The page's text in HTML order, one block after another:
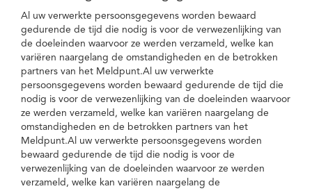
Al uw verwerkte persoonsgegevens worden bewaard
gedurende de tijd die nodig is voor de verwezenlijking van
de doeleinden waarvoor ze werden verzameld, welke kan
variëren naargelang de omstandigheden en de betrokken
partners van het Meldpunt.Al uw verwerkte
persoonsgegevens worden bewaard gedurende de tijd die
nodig is voor de verwezenlijking van de doeleinden waarvoor
ze werden verzameld, welke kan variëren naargelang de
omstandigheden en de betrokken partners van het
Meldpunt.Al uw verwerkte persoonsgegevens worden
bewaard gedurende de tijd die nodig is voor de
verwezenlijking van de doeleinden waarvoor ze werden
verzameld, welke kan variëren naargelang de